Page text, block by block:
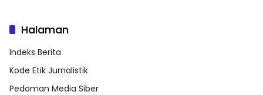
Halaman
Indeks Berita
Kode Etik Jurnalistik
Pedoman Media Siber